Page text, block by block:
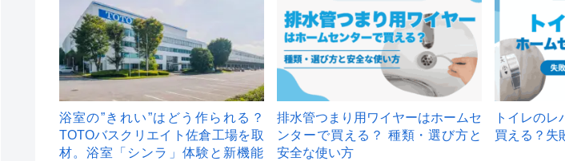
浴室の”きれい”はどう作られる？
TOTOバスクリエイト佐倉工場を取
材。浴室「シンラ」体験と新機能
排水管つまり用ワイヤーはホームセ
ンターで買える？ 種類・選び方と
安全な使い方
トイレの
買える？失